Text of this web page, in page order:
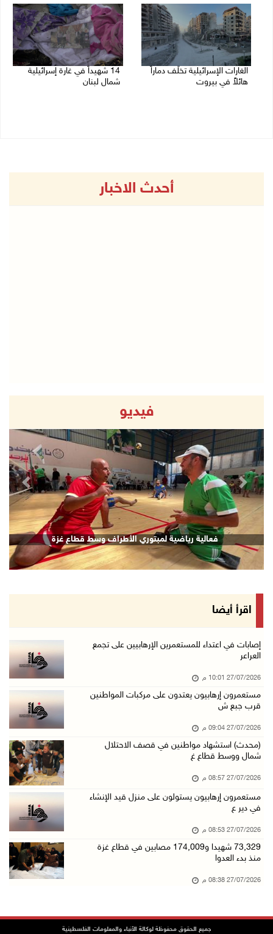
الغارات الإسرائيلية تخلّف دماراً
هائلاً في بيروت
14 شهيداً في غارة إسرائيلية
شمال لبنان
أحدث الاخبار
فيديو
فعالية رياضية لمبتوري الأطراف وسط قطاع غزة
Next
اقرأ أيضا
إصابات في اعتداء للمستعمرين الإرهابيين على تجمع
العراعر
27/07/2026 10:01 م
مستعمرون إرهابيون يعتدون على مركبات المواطنين
قرب جبع ش
27/07/2026 09:04 م
(محدث) استشهاد مواطنين في قصف الاحتلال
شمال ووسط قطاع غ
27/07/2026 08:57 م
مستعمرون إرهابيون يستولون على منزل قيد الإنشاء
في دير ع
27/07/2026 08:53 م
73,329 شهيدا و174,009 مصابين في قطاع غزة
منذ بدء العدوا
27/07/2026 08:38 م
جميع الحقوق محفوظة لوكالة الأنباء والمعلومات الفلسطينية